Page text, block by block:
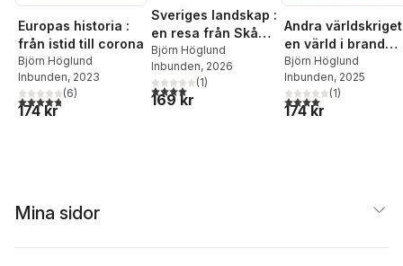
Europas historia :
från istid till corona
Björn Höglund
Inbunden, 2023
4,8utav 5 stjärnor. Totalt antal röster:
(6)
174 kr
Sveriges landskap :
en resa från Skåne
till Lappland
Björn Höglund
Inbunden, 2026
4,0utav 5 stjärnor. Totalt antal röster:
(1)
169 kr
Andra
en värld i brand
1939-1945
Björn Höglund
Inbunden, 2025
4,0utav 5 stjärnor.
(1)
174 kr
Mina sidor